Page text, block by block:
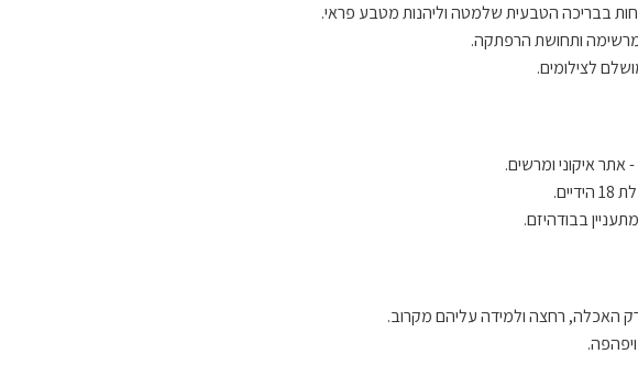
בבריכה הטבעית שלמטה וליהנות מטבע פראי.
ותחושת הרפתקה.
לצילומים.
בבודהיזם.
האכלה, רחצה ולמידה עליהם מקרוב.